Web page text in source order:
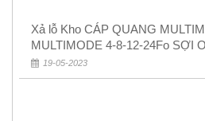
Xả lỗ Kho CÁP QUANG MULTIMODE CÁP
MULTIMODE 4-8-12-24Fo SỢI
Rẻ 5k
19-05-2023